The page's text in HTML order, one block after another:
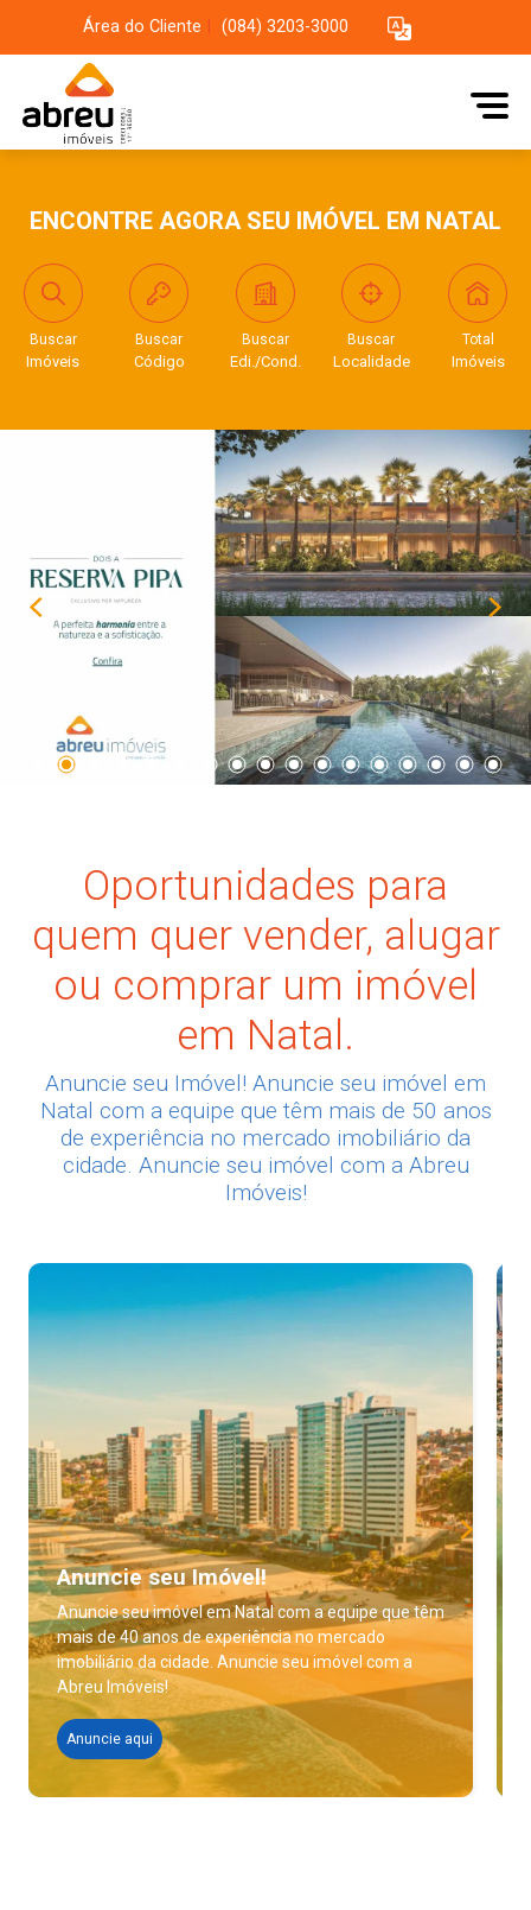
Área do Cliente (084) 3203-3000
ENCONTRE AGORA SEU IMÓVEL EM NATAL
Buscar
Imóveis
Buscar
Código
Buscar
Edi./Cond.
Buscar
Localidade
Total
Imóveis
Oportunidades para
quem quer vender, alugar
ou comprar um imóvel
em Natal.
Anuncie seu Imóvel! Anuncie seu imóvel em
Natal com a equipe que têm mais de 50 anos
de experiência no mercado imobiliário da
cidade. Anuncie seu imóvel com a Abreu
Imóveis!
Anuncie seu Imóvel!
Anuncie seu imóvel em Natal com a equipe que têm
mais de 40 anos de experiência no mercado
imobiliário da cidade. Anuncie seu imóvel com a
Abreu Imóveis!
Anuncie aqui